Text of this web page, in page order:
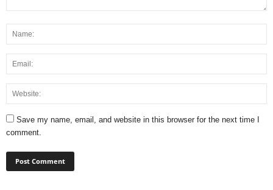
Save my name, email, and website in this browser for the next time I
comment.